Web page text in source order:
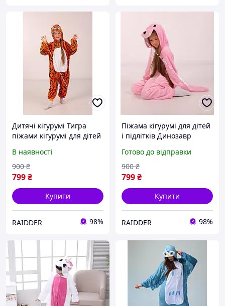
Дитячі кігурумі Тигра
піжами кігурумі для дітей
В наявності
799₴
900 ₴
Купити
RAIDDER 98%
Піжама кігурумі для дітей
і підлітків Динозавр
динозавра на дівчинку та
хлопчика
Готово до відправки
799₴
900 ₴
Купити
RAIDDER 98%